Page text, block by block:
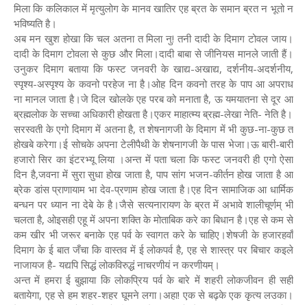
मिला कि कलिकाल में मृत्युलोग के मानव खातिर एह ब्रत के समान ब्रत न भूतो न
भविष्यति है।
अब मन खुश होखा कि चल अतना त मिला नु! तनी दादी के दिमाग टोवल जाय।
दादी के दिमाग टोवला से कुछ और मिला।दादी बाबा से जीनियस मानले जाती हैं।
उनुकर दिमाग बताया कि फस्ट जनवरी के खाद्य-अखाद्य, दर्शनीय-अदर्शनीय,
स्पृश्य-अस्पृश्य के कवनो परहेज ना है।ओह दिन कवनो तरह के पाप आ अपराध
ना मानल जाता है।जे दिल खोलके एह परब को मनाता है, ऊ यमयातना से दूर आ
ब्रह्मलोक के सच्चा अधिकारी होखता है।एकर माहात्म्य ब्रह्म-लेखा नेति- नेति है।
सरस्वती के एगो दिमाग में अतना है, त शेषनागजी के दिमाग में भी कुछ-ना-कुछ त
होखबे करेगा।ई सोचके अपना टेलीपैथी के शेषनागजी के पास भेजा।ऊ बारी-बारी
हजारो सिर का इंटरभ्यू लिया ।अन्त में पता चला कि फस्ट जनवरी ही एगो ऐसा
दिन है,जवना में सुरा सुधा होख जाता है, पाप सांग भजन-कीर्तन होख जाता है आ
ब्रेक डांस प्राणायाम भा देव-प्रणाम होख जाता है।एह दिन सामाजिक आ धार्मिक
बन्धन पर ध्यान ना देबे के है।जैसे सत्यनारायण के ब्रत में अभावे शालीचूर्णम् भी
चलता है, ओइसही एहू में अपना शक्ति के मोताबिक करे का बिधान है।एह से कम से
कम खीर भी जरूर बनाके एह पर्व के स्वागत करे के चाहिए।शेषजी के हजारहवाँ
दिमाग के ई बात जँचा कि वास्तव में ई लोकपर्व है, एह से शास्त्र पर बिचार कइले
नाजायज है- यद्यपि सिद्धं लोकविरुद्धं नाचरणीयं न करणीयम्।
अन्त में हमरा ई बुझाया कि लोकप्रिय पर्व के बारे में शहरी लोकजीवन ही सही
बतायेगा, एह से हम शहर-शहर घूमने लगा।अहा! एक से बढ़के एक कृत्य लउका।